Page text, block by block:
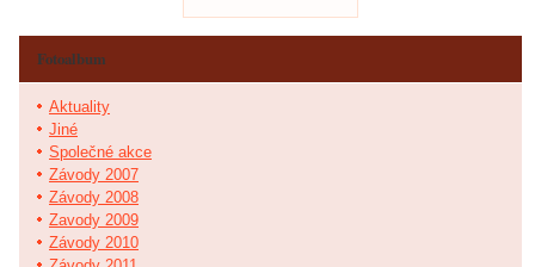
Fotoalbum
Aktuality
Jiné
Společné akce
Závody 2007
Závody 2008
Zavody 2009
Závody 2010